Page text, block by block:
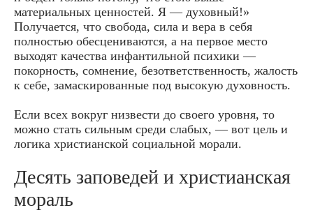
материальных ценностей. Я — духовный!»
Получается, что свобода, сила и вера в себя
полностью обесцениваются, а на первое место
выходят качества инфантильной психики —
покорность, сомнение, безответственность, жалость
к себе, замаскированные под высокую духовность.
Если всех вокруг низвести до своего уровня, то
можно стать сильным среди слабых, — вот цель и
логика христианской социальной морали.
Десять заповедей и христианская
мораль